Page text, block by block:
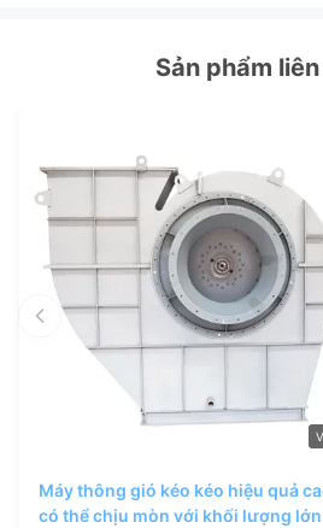
Sản phẩm
Máy thông gió kéo kéo hiệu quả
có thể chịu mòn với khối lượng lớn